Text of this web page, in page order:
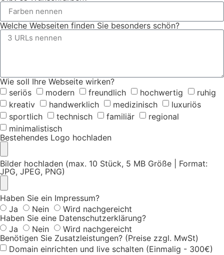
Welche Webseiten finden Sie besonders schön?
Wie soll Ihre Webseite wirken?
seriös
modern freundlich hochwertig
ruhig
kreativ
handwerklich medizinisch
luxuriös
sportlich
technisch familiär
regional
minimalistisch
Bestehendes Logo hochladen
Bilder hochladen (max. 10 Stück, 5 MB Größe | Format:
JPG, JPEG, PNG)
Haben Sie ein Impressum?
Ja
Nein
Wird nachgereicht
Haben Sie eine Datenschutzerklärung?
Ja
Nein
Wird nachgereicht
Benötigen Sie Zusatzleistungen? (Preise zzgl. MwSt)
Domain einrichten und live schalten (Einmalig - 300€)